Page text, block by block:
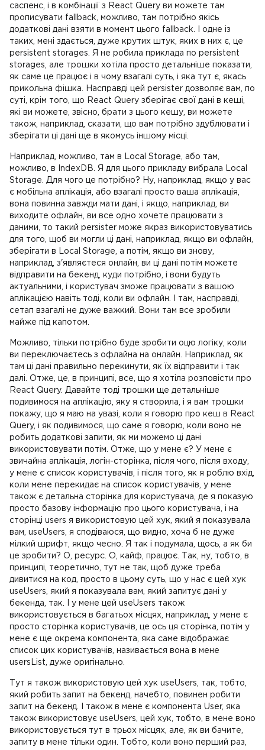
саспенс, і в комбінації з React Query ви можете там
прописувати fallback, можливо, там потрібно якісь
додаткові дані взяти в момент цього fallback. І одне із
таких, мені здається, дуже крутих штук, яких в них є, це
persistent storages. Я не робила приклада по persistent
storages, але трошки хотіла просто детальніше показати,
як саме це працює і в чому взагалі суть, і яка тут є, якась
прикольна фішка. Насправді цей persister дозволяє вам, по
суті, крім того, що React Query зберігає свої дані в кеші,
які ви можете, звісно, брати з цього кешу, ви можете
також, наприклад, сказати, що вам потрібно здублювати і
зберігати ці дані ще в якомусь іншому місці.
Наприклад, можливо, там в Local Storage, або там,
можливо, в IndexDB. Я для цього прикладу вибрала Local
Storage. Для чого це потрібно? Ну, наприклад, якщо у вас
є мобільна аплікація, або взагалі просто ваша аплікація,
вона повинна завжди мати дані, і якщо, наприклад, ви
виходите офлайн, ви все одно хочете працювати з
даними, то такий persister може якраз використовуватись
для того, щоб ви могли ці дані, наприклад, якщо ви офлайн,
зберігати в Local Storage, а потім, якщо ви знову,
наприклад, з'являєтеся онлайн, ви ці дані потім можете
відправити на бекенд, куди потрібно, і вони будуть
актуальними, і користувач зможе працювати з вашою
аплікацією навіть тоді, коли ви офлайн. І там, насправді,
сетап взагалі не дуже важкий. Вони там все зробили
майже під капотом.
Можливо, тільки потрібно буде зробити оцю логіку, коли
ви переключаєтесь з офлайна на онлайн. Наприклад, як
там ці дані правильно перекинути, як їх відправити і так
далі. Отже, це, в принципі, все, що я хотіла розповісти про
React Query. Давайте тоді трошки ще детальніше
подивимося на аплікацію, яку я створила, і я вам трошки
покажу, що я маю на увазі, коли я говорю про кеш в React
Query, і як подивимося, що саме я говорю, коли воно не
робить додаткові запити, як ми можемо ці дані
використовувати потім. Отже, що у мене є? У мене є
звичайна аплікація, логін-сторінка, після чого, після входу,
у мене є список користувачів, і після того, як я роблю вхід,
коли мене перекидає на список користувачів, у мене
також є детальна сторінка для користувача, де я показую
просто базову інформацію про цього користувача, і на
сторінці users я використовую цей хук, який я показувала
вам, useUsers, я сподіваюся, що видно, хоча б не дуже
мілкий шрифт, якщо чесно. Я так і подумала, щось, а як би
це зробити? О, ресурс. О, кайф, працює. Так, ну, тобто, в
принципі, теоретично, тут не так, щоб дуже треба
дивитися на код, просто в цьому суть, що у нас є цей хук
useUsers, який я показувала вам, який запитує дані у
бекенда, так. І у мене цей useUsers також
використовується в багатьох місцях, наприклад, у мене є
просто сторінка користувачів, це ось ця сторінка, потім у
мене є ще окрема компонента, яка саме відображає
список цих користувачів, називається вона в мене
usersList, дуже оригінально.
Тут я також використовую цей хук useUsers, так, тобто,
який робить запит на бекенд, начебто, повинен робити
запит на бекенд. І також в мене є компонента User, яка
також використовує useUsers, цей хук, тобто, в мене воно
використовується тут в трьох місцях, але, як ви бачите,
запиту в мене тільки один. Тобто, коли воно перший раз,